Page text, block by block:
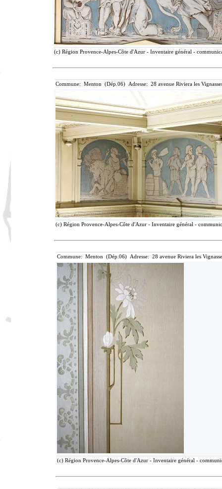
(c) Région Provence-Alpes-Côte d'Azur - Inventaire général -
Commune: Menton (Dép.06) Adresse: 28 avenue Riviera les
(c) Région Provence-Alpes-Côte d'Azur - Inventaire général -
Commune: Menton (Dép.06) Adresse: 28 avenue Riviera les
(c) Région Provence-Alpes-Côte d'Azur - Inventaire général -